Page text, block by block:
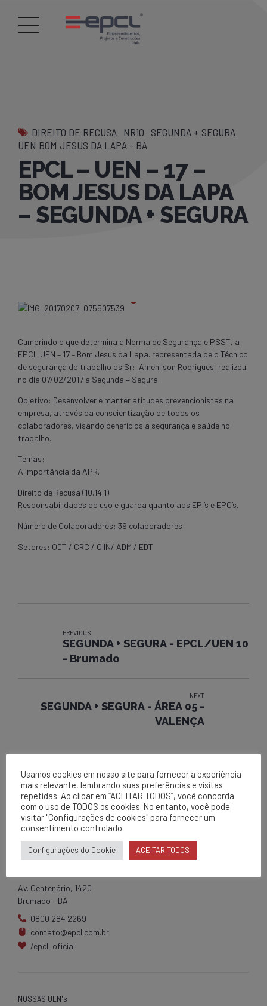
DIREITO DE RECUSA NR10 SEGUNDA + SEGURA
UEN BOM JESUS DA LAPA - BA
EPCL – UEN – 17 –
BOM JESUS DA LAPA
– SEGUNDA + SEGURA
Cumprindo o que determina a Norma de Segurança e PSST, a
EPCL UEN – 17 – Bom Jesus da Lapa. representada pelo Técnico
de segurança do trabalho os Sr:. Amenilson Rodrigues, realizou
no dia 07/02/2017 a Segunda + Segura.
Objetivo: Desenvolver e manter atitudes prevencionistas na
empresa, através da conscientização de todos os
colaboradores, visando benefícios a segurança e saúde no
trabalho.
Temas:
A importância da APR.
Direito de Recusa (10.14.1)
Responsabilidades do uso e guarda quanto aos EPI’s e EPC’s.
Número de Colaboradores: 39 colaboradores
Setores: ODT / CRC / OIIN/ ADM / EDT
PREVIOUS
SEGUNDA + SEGURA - EPCL/UEN 10
- Brumado
NEXT
SEGUNDA + SEGURA - ÁREA 05 -
VALENÇA
EPCL
Av. Centenário, 1420
Brumado - BA
0800 284 2269
contato@epcl.com.br
/epcl_oficial
NOSSAS UEN's
Usamos cookies em nosso site para fornecer a experiência
mais relevante, lembrando suas preferências e visitas
repetidas. Ao clicar em “ACEITAR TODOS”, você concorda
com o uso de TODOS os cookies. No entanto, você pode
visitar "Configurações de cookies" para fornecer um
consentimento controlado.
Configurações do Cookie ACEITAR TODOS